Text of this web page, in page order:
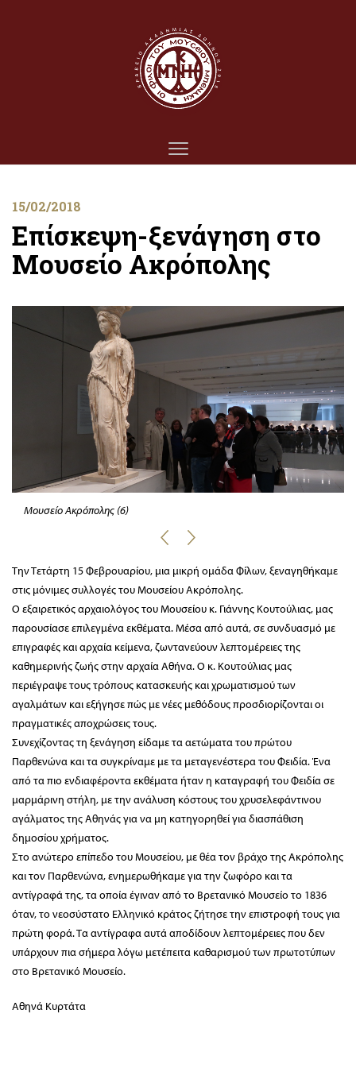
15/02/2018
Επίσκεψη-ξενάγηση στο
Μουσείο Ακρόπολης
Μουσείο Ακρόπολης (6)
Την Τετάρτη 15 Φεβρουαρίου, μια μικρή ομάδα Φίλων, ξεναγηθήκαμε
στις μόνιμες συλλογές του Μουσείου Ακρόπολης.
Ο εξαιρετικός αρχαιολόγος του Μουσείου κ. Γιάννης Κουτούλιας, μας
παρουσίασε επιλεγμένα εκθέματα. Μέσα από αυτά, σε συνδυασμό με
επιγραφές και αρχαία κείμενα, ζωντανεύουν λεπτομέρειες της
καθημερινής ζωής στην αρχαία Αθήνα. Ο κ. Κουτούλιας μας
περιέγραψε τους τρόπους κατασκευής και χρωματισμού των
αγαλμάτων και εξήγησε πώς με νέες μεθόδους προσδιορίζονται οι
πραγματικές αποχρώσεις τους.
Συνεχίζοντας τη ξενάγηση είδαμε τα αετώματα του πρώτου
Παρθενώνα και τα συγκρίναμε με τα μεταγενέστερα του Φειδία. Ένα
από τα πιο ενδιαφέροντα εκθέματα ήταν η καταγραφή του Φειδία σε
μαρμάρινη στήλη, με την ανάλυση κόστους του χρυσελεφάντινου
αγάλματος της Αθηνάς για να μη κατηγορηθεί για διασπάθιση
δημοσίου χρήματος.
Στο ανώτερο επίπεδο του Μουσείου, με θέα τον βράχο της Ακρόπολης
και τον Παρθενώνα, ενημερωθήκαμε για την ζωφόρο και τα
αντίγραφά της, τα οποία έγιναν από το Βρετανικό Μουσείο το 1836
όταν, το νεοσύστατο Ελληνικό κράτος ζήτησε την επιστροφή τους για
πρώτη φορά. Τα αντίγραφα αυτά αποδίδουν λεπτομέρειες που δεν
υπάρχουν πια σήμερα λόγω μετέπειτα καθαρισμού των πρωτοτύπων
στο Βρετανικό Μουσείο.
Αθηνά Κυρτάτα